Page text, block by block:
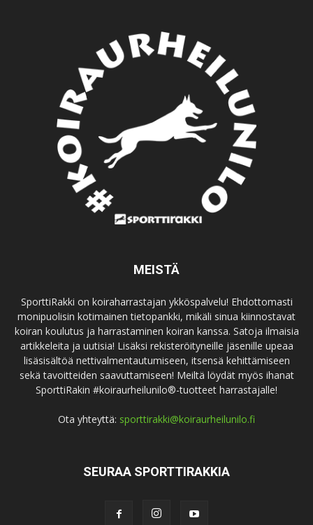
MEISTÄ
SporttiRakki on koiraharrastajan ykköspalvelu! Ehdottomasti
monipuolisin kotimainen tietopankki, mikäli sinua kiinnostavat
koiran koulutus ja harrastaminen koiran kanssa. Satoja ilmaisia
artikkeleita ja uutisia! Lisäksi rekisteröityneille jäsenille upeaa
lisäsisältöä nettivalmentautumiseen, itsensä kehittämiseen
sekä tavoitteiden saavuttamiseen! Meiltä löydät myös ihanat
SporttiRakin #koiraurheilunilo®-tuotteet harrastajalle!
Ota yhteyttä: sporttirakki@koiraurheilunilo.fi
SEURAA SPORTTIRAKKIA